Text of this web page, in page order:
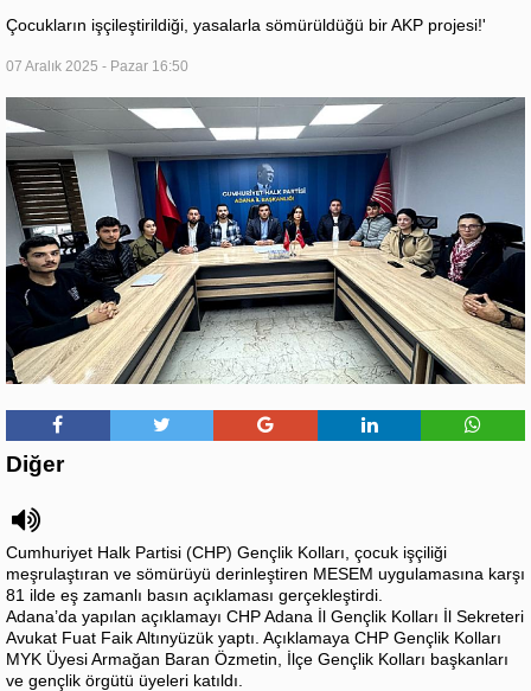
Çocukların işçileştirildiği, yasalarla sömürüldüğü bir AKP projesi!'
07 Aralık 2025 - Pazar 16:50
Diğer
Cumhuriyet Halk Partisi (CHP) Gençlik Kolları, çocuk işçiliği
meşrulaştıran ve sömürüyü derinleştiren MESEM uygulamasına karşı
81 ilde eş zamanlı basın açıklaması gerçekleştirdi.
Adana’da yapılan açıklamayı CHP Adana İl Gençlik Kolları İl Sekreteri
Avukat Fuat Faik Altınyüzük yaptı. Açıklamaya CHP Gençlik Kolları
MYK Üyesi Armağan Baran Özmetin, İlçe Gençlik Kolları başkanları
ve gençlik örgütü üyeleri katıldı.